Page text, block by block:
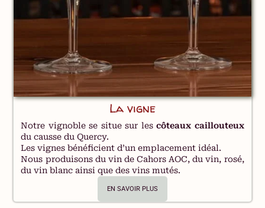
La vigne
Notre vignoble se situe sur lescôteaux caillouteux
du causse du Quercy.
Les vignes bénéficient d’un emplacement idéal.
Nous produisons du vin de Cahors AOC, du vin, rosé,
du vin blanc ainsi que des vins mutés.
EN SAVOIR PLUS